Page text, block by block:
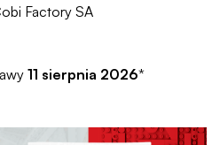
Factory SA
11 sierpnia 2026*